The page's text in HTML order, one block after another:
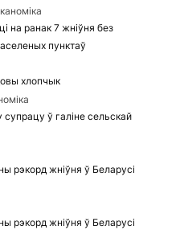
на ранак 7 жніўня без
пунктаў
хлопчык
ў галіне сельскай
рэкорд жніўня ў Беларусі
рэкорд жніўня ў Беларусі